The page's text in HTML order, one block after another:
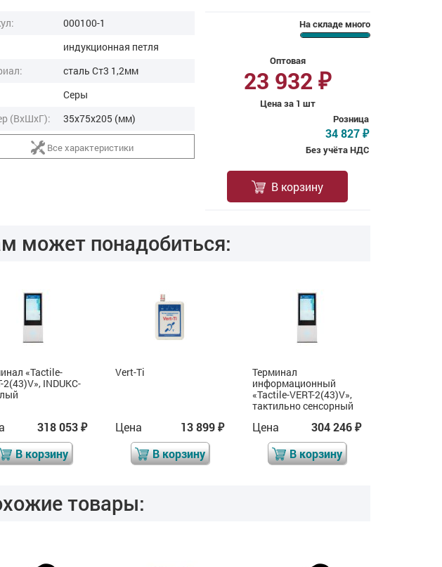
На складе много
Оптовая
23 932 ₽
Цена за 1 шт
Розница
34 827 ₽
Без учёта НДС
В корзину
000100-1
индукционная петля
сталь Ст3 1,2мм
Серы
(ВxШxГ):
35x75x205 (мм)
Все характеристики
может понадобиться:
«Tactile-
2(43)V», INDUKC-
318 053₽
В корзину
Vert-Ti
Цена 13 899₽
В корзину
Терминал
информационный
«Tactile-VERT-2(43)V»,
тактильно сенсорный
Цена 304 246₽
В корзину
товары: